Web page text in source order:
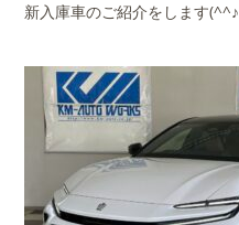
新入庫車のご紹介をします(^^♪